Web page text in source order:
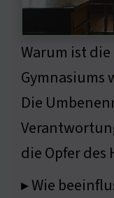
Warum ist
Gymnasiums
Die
die Opfer des
▸ Wie